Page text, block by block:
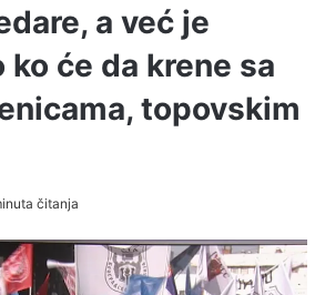
a već je
ko će da krene sa
topovskim
čitanja